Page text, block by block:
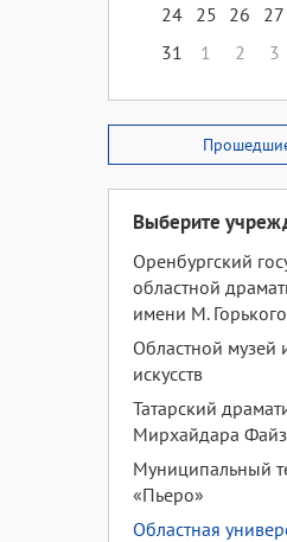
24 25 26 27
31
1 2 3
Выберите
Оренбургский
областной
имени М. Горького
Областной музей
искусств
Татарский
Мирхайдара
Муниципальный
«Пьеро»
Областная